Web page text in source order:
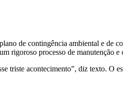
de contingência ambiental e de
rigoroso processo de manutenção e
triste acontecimento”, diz texto. O